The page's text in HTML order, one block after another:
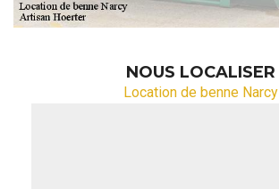
NOUS LOCALISER
Location de benne Narcy